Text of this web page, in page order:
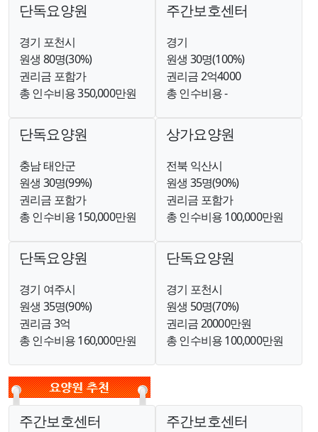
단독요양원
경기 포천시
원생 80명(30%)
권리금 포함가
총 인수비용 350,000만원
주간보호센터
경기
원생 30명(100%)
권리금 2억4000
총 인수비용 -
단독요양원
충남 태안군
원생 30명(99%)
권리금 포함가
총 인수비용 150,000만원
상가요양원
전북 익산시
원생 35명(90%)
권리금 포함가
총 인수비용 100,000만원
단독요양원
경기 여주시
원생 35명(90%)
권리금 3억
총 인수비용 160,000만원
단독요양원
경기 포천시
원생 50명(70%)
권리금 20000만원
총 인수비용 100,000만원
주간보호센터 주간보호센터